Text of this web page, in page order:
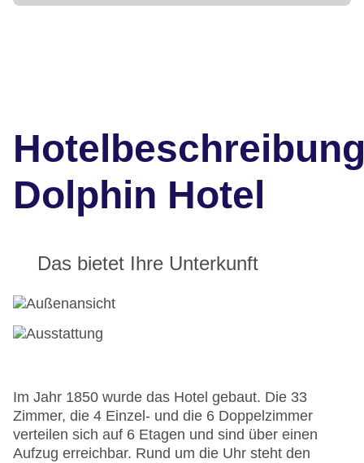
Dolphin Hotel
Das bietet Ihre Unterkunft
Im Jahr 1850 wurde das Hotel gebaut. Die 33
Zimmer, die 4 Einzel- und die 6 Doppelzimmer
verteilen sich auf 6 Etagen und sind über einen
Aufzug erreichbar. Rund um die Uhr steht den